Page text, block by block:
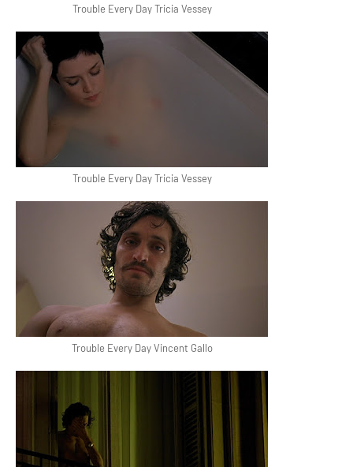
Trouble Every Day Tricia Vessey
Trouble Every Day Tricia Vessey
Trouble Every Day Vincent Gallo